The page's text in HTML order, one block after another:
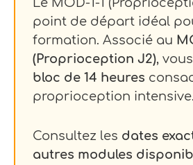
Le MOD-1-1
point de départ idéal
formation. Associé au
(Proprioception J2),
bloc de 14 heures
proprioception intensive.
Consultez les dates
autres modules